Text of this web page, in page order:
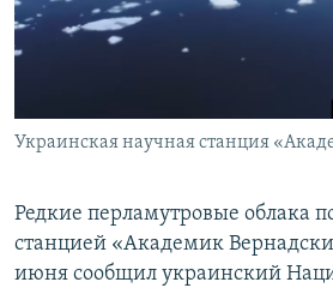
ПОБЕДИТЕЛЕЙ НЕ СУДЯТ?
УКРАИНСКАЯ ПРОБЛЕМА КРЫМА
ПРИСОЕДИНЯЙТЕСЬ!
Украинская научная станция
Редкие перламутровые облака
станцией «Академик
июня сообщил украинский